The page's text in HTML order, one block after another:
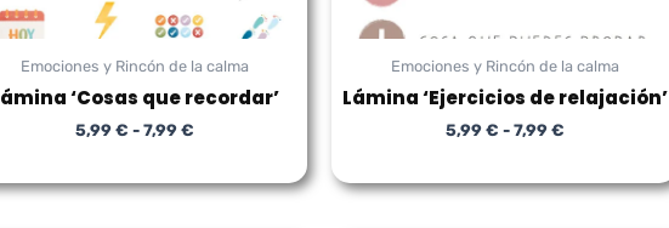
Emociones y Rincón de la calma
‘Cosas que recordar’
5,99€ - 7,99€
Emociones y Rincón de la calma
Lámina ‘Ejercicios de relajación’
5,99€ - 7,99€